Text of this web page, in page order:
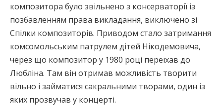
композитора було звільнено з консерваторії із
позбавленням права викладання, виключено зі
Спілки композиторів. Приводом стало затримання
комсомольським патрулем дітей Нікодемовича,
через що композитор у 1980 році переїхав до
Любліна. Там він отримав можливість творити
вільно і займатися сакральними творами, один із
яких прозвучав у концерті.